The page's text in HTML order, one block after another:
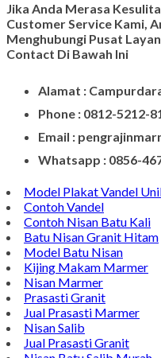
Jika Anda Merasa
Customer Service Kami,
Menghubungi Pusat
Contact Di Bawah Ini
Alamat :
Phone : 0812-5212-
Email :
Whatsapp : 0856-
Model Plakat Vandel
Contoh Vandel
Contoh Nisan Batu Kali
Batu Nisan Granit Hitam
Model Batu Nisan
Kijing Makam Marmer
Nisan Marmer
Prasasti Granit
Jual Prasasti Marmer
Nisan Salib
Jual Prasasti Granit